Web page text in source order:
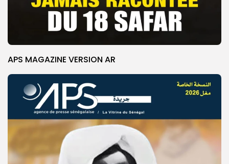
APS MAGAZINE VERSION AR